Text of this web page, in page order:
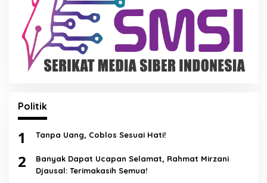
Politik
1 Tanpa Uang, Coblos Sesuai Hati!
2
Banyak Dapat Ucapan Selamat, Rahmat Mirzani
Djausal: Terimakasih Semua!